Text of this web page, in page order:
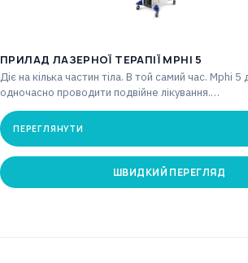
ПРИЛАД ЛАЗЕРНОЇ ТЕРАПІЇ MPHI 5
Діє на кілька частин тіла. В той самий час. Mphi 5
одночасно проводити подвійне лікування.…
ПЕРЕГЛЯНУТИ
ШВИДКИЙ ПЕРЕГЛЯД